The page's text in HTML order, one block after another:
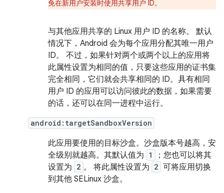
免在新用户安装时使用共享用户 ID。
与其他应用共享的 Linux 用户 ID 的名称。 默认
情况下，Android 会为每个应用分配其唯一用户
ID。 不过，如果针对两个或两个以上的应用将
此属性设置为相同的值，只要这些应用的证书集
完全相同，它们就会共享相同的 ID。具有相同
用户 ID 的应用可以访问彼此的数据，如果需要
的话，还可以在同一进程中运行。
android:targetSandboxVersion
此应用要使用的目标沙盒。沙盒版本号越高，安
全级别就越高。其默认值为 1
；您也可以将其
设置为 2 。 将此属性设置为 2 可将应用切换
到其他 SELinux 沙盒。